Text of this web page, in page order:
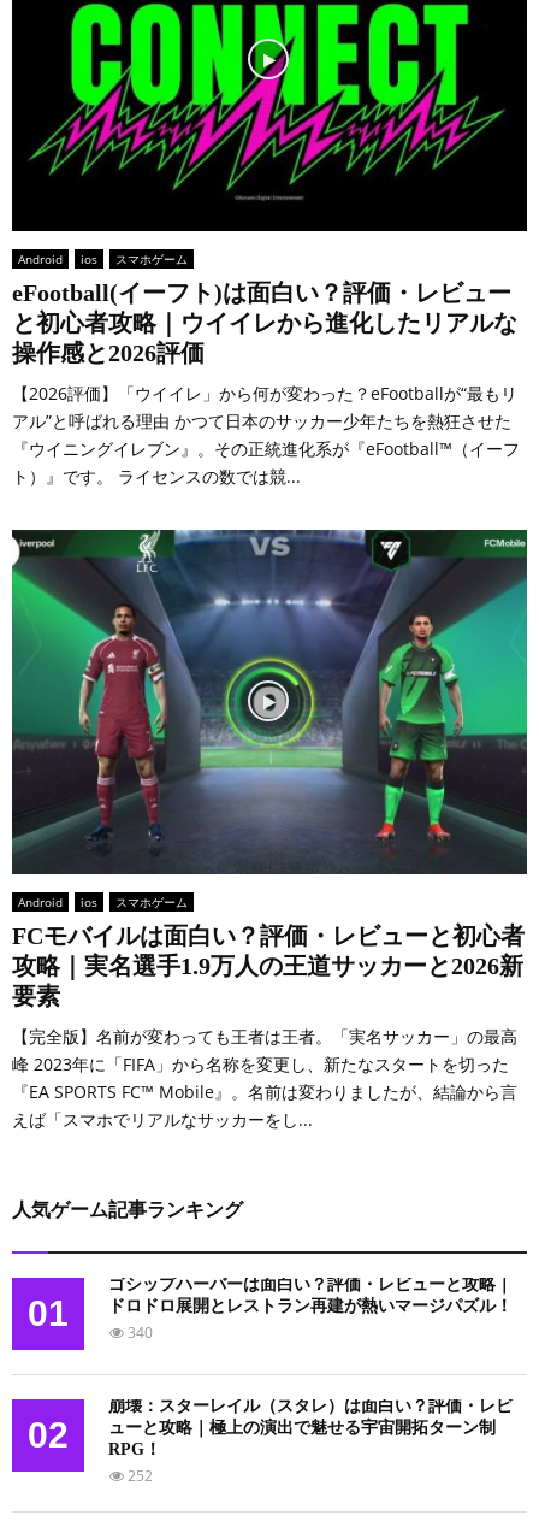
Android ios スマホゲーム
eFootball(イーフト)は面白い？評価・レビュー
と初心者攻略｜ウイイレから進化したリアルな
操作感と2026評価
【2026評価】「ウイイレ」から何が変わった？eFootballが“最もリ
アル”と呼ばれる理由 かつて日本のサッカー少年たちを熱狂させた
『ウイニングイレブン』。その正統進化系が『eFootball™（イーフ
ト）』です。 ライセンスの数では競...
Android ios スマホゲーム
FCモバイルは面白い？評価・レビューと初心者
攻略｜実名選手1.9万人の王道サッカーと2026新
要素
【完全版】名前が変わっても王者は王者。「実名サッカー」の最高
峰 2023年に「FIFA」から名称を変更し、新たなスタートを切った
『EA SPORTS FC™ Mobile』。名前は変わりましたが、結論から言
えば「スマホでリアルなサッカーをし...
人気ゲーム記事ランキング
01
ゴシップハーバーは面白い？評価・レビューと攻略｜
ドロドロ展開とレストラン再建が熱いマージパズル！
340
02
崩壊：スターレイル（スタレ）は面白い？評価・レビ
ューと攻略｜極上の演出で魅せる宇宙開拓ターン制
RPG！
252